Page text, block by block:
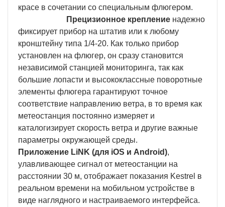
красе в сочетании со специальным флюгером.
Прецизионное крепление надежно
фиксирует прибор на штатив или к любому
кронштейну типа 1/4-20. Как только прибор
установлен на флюгер, он сразу становится
независимой станцией мониторинга, так как
большие лопасти и высококлассные поворотные
элементы флюгера гарантируют точное
соответствие направлению ветра, в то время как
метеостанция постоянно измеряет и
каталогизирует скорость ветра и другие важные
параметры окружающей среды.
Приложение LiNK (для iOS и Android),
улавливающее сигнал от метеостанции на
расстоянии 30 м, отображает показания Kestrel в
реальном времени на мобильном устройстве в
виде наглядного и настраиваемого интерфейса.